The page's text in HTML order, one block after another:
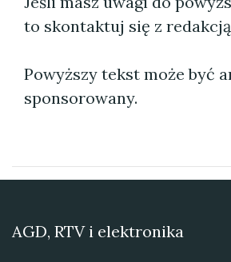
to skontaktuj się z
Powyższy tekst może być
sponsorowany.
AGD, RTV i elektronika